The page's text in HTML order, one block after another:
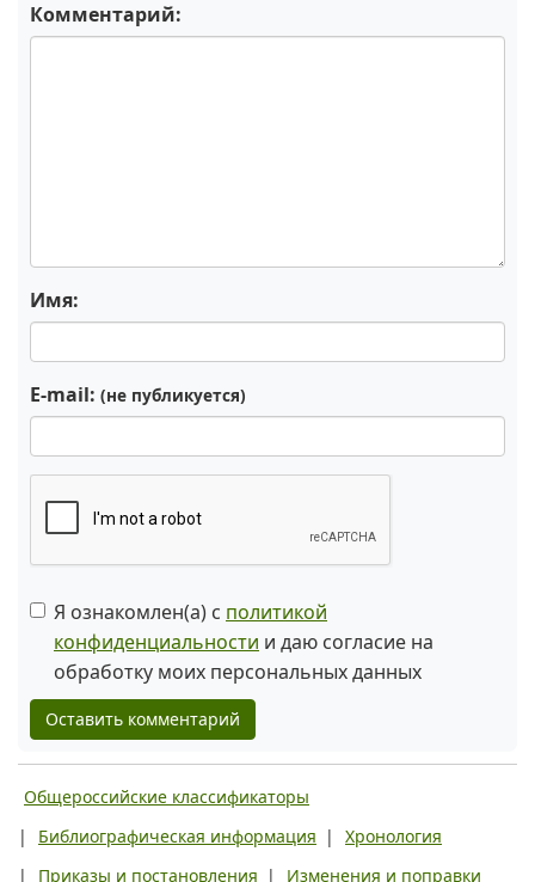
Комментарий:
Имя:
E-mail: (не публикуется)
Я ознакомлен(а) с политикой
конфиденциальности и даю согласие на
обработку моих персональных данных
Оставить комментарий
Общероссийские классификаторы
|
Библиографическая информация |
Хронология
|
Приказы и постановления | Изменения и поправки